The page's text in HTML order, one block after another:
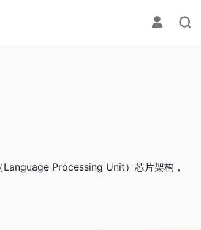
Processing Unit）芯片架构，